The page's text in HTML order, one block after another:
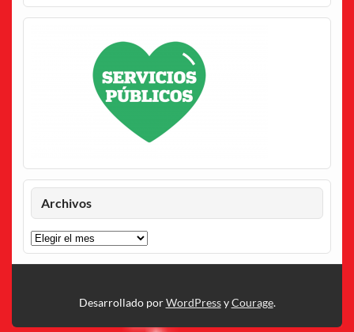
Archivos
Archivos
Desarrollado porWordPressyCourage.